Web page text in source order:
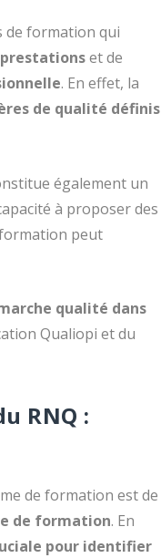
de formation qui
et de
. En effet, la
de qualité définis
également un
à proposer des
peut
qualité dans
Qualiopi et du
RNQ :
de formation est de
de formation. En
pour identifier